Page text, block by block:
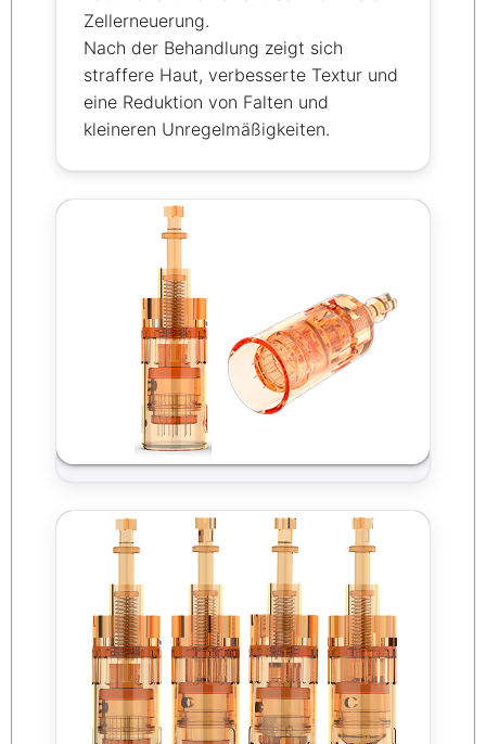
Zellerneuerung.
Nach der Behandlung zeigt sich
straffere Haut, verbesserte Textur und
eine Reduktion von Falten und
kleineren Unregelmäßigkeiten.